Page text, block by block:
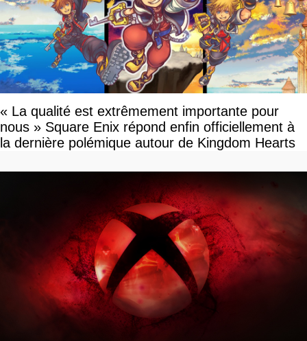
« La qualité est extrêmement importante pour
nous » Square Enix répond enfin officiellement à
la dernière polémique autour de Kingdom Hearts